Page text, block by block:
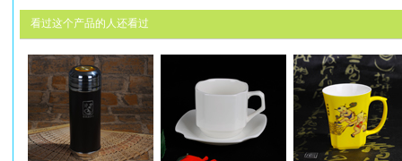
看过这个产品的人还看过